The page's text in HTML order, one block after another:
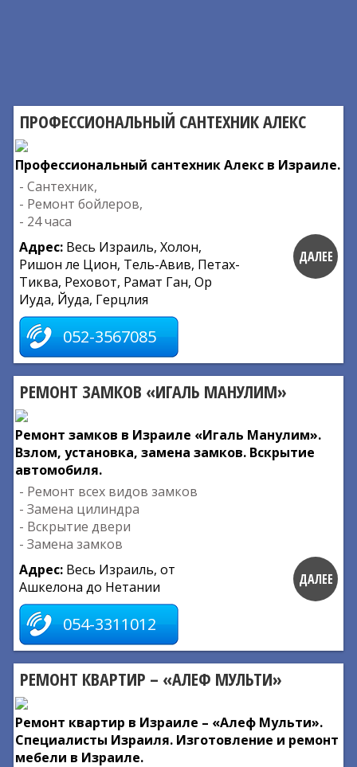
ПРОФЕССИОНАЛЬНЫЙ САНТЕХНИК АЛЕКС
Профессиональный сантехник Алекс в Израиле.
- Сантехник,
- Ремонт бойлеров,
- 24 часа
Адрес: Весь Израиль, Холон,
Ришон ле Цион, Тель-Авив, Петах-
Тиква, Реховот, Рамат Ган, Ор
Иуда, Йуда, Герцлия
052-3567085
ДАЛЕЕ
РЕМОНТ ЗАМКОВ «ИГАЛЬ МАНУЛИМ»
Ремонт замков в Израиле «Игаль Манулим».
Взлом, установка, замена замков. Вскрытие
автомобиля.
- Ремонт всех видов замков
- Замена цилиндра
- Вскрытие двери
- Замена замков
Адрес: Весь Израиль, от
Ашкелона до Нетании
054-3311012
ДАЛЕЕ
РЕМОНТ КВАРТИР – «АЛЕФ МУЛЬТИ»
Ремонт квартир в Израиле – «Алеф Мульти».
Специалисты Израиля. Изготовление и ремонт
мебели в Израиле.